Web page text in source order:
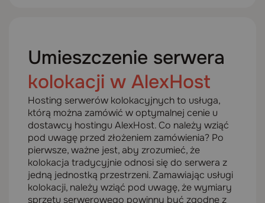
Umieszczenie serwera
kolokacji w AlexHost
Hosting serwerów kolokacyjnych to usługa,
którą można zamówić w optymalnej cenie u
dostawcy hostingu AlexHost. Co należy wziąć
pod uwagę przed złożeniem zamówienia? Po
pierwsze, ważne jest, aby zrozumieć, że
kolokacja tradycyjnie odnosi się do serwera z
jedną jednostką przestrzeni. Zamawiając usługi
kolokacji, należy wziąć pod uwagę, że wymiary
sprzętu serwerowego powinny być zgodne z